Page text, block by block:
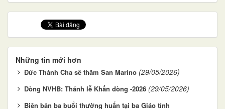
Những tin mới hơn
Đức Thánh Cha sẽ thăm San Marino (29/05/2026)
Dòng NVHB: Thánh lễ Khấn dòng -2026 (29/05/2026)
Biên bản ba buổi thường huấn tại ba Giáo tỉnh